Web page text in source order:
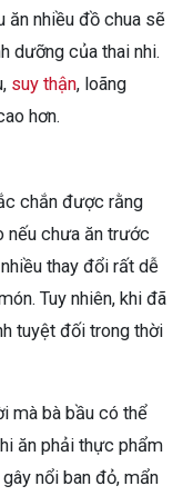
ăn nhiều đồ chua sẽ
dưỡng của thai nhi.
suy thận, loãng
hơn.
chắn được rằng
nếu chưa ăn trước
thay đổi rất dễ
Tuy nhiên, khi đã
tuyệt đối trong thời
mà bà bầu có thể
ăn phải thực phẩm
nổi ban đỏ, mẩn